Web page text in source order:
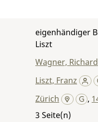
eigenhändiger
Liszt
Wagner, Richard
Liszt, Franz
Zürich ,
3